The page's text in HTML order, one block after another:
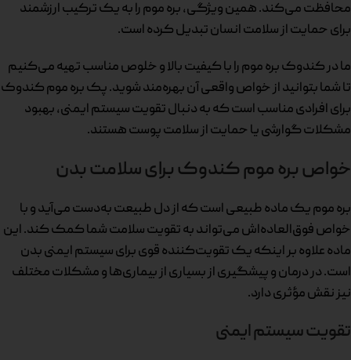
محافظت می‌کند. همین ویژگی، بره موم را به یک ترکیب ارزشمند
برای حمایت از سلامت انسان تبدیل کرده است.
ما در کندوک بره موم را با کیفیت بالا و خلوص مناسب تهیه می‌کنیم
تا شما بتوانید از خواص واقعی آن بهره‌مند شوید. پک بره موم کندوک
برای افرادی مناسب است که به دنبال تقویت سیستم ایمنی، بهبود
مشکلات گوارشی یا حمایت از سلامت پوست هستند.
خواص بره موم کندوک برای سلامت بدن
بره موم یک ماده طبیعی است که از دل طبیعت به‌دست می‌آید و با
خواص فوق‌العاده‌اش می‌تواند به تقویت سلامت شما کمک کند. این
ماده علاوه بر اینکه یک تقویت‌کننده قوی برای سیستم ایمنی بدن
است. در درمان و پیشگیری از بسیاری از بیماری‌ها و مشکلات مختلف
نیز نقش مؤثری دارد.
تقویت سیستم ایمنی